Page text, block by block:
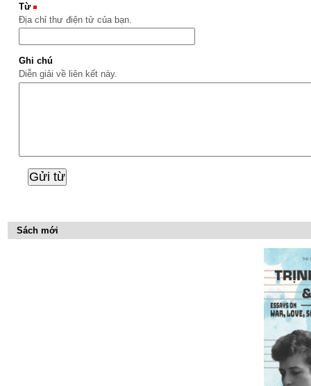
Từ
Địa chỉ thư điện tử của bạn.
Ghi chú
Diễn giải về liên kết này.
Sách mới